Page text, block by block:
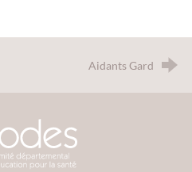
Aidants Gard
CODES 30 - Comité